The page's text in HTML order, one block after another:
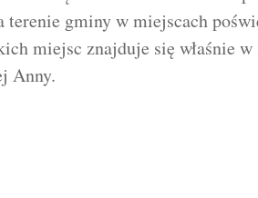
gminy w miejscach
miejsc znajduje się właśnie
Anny.